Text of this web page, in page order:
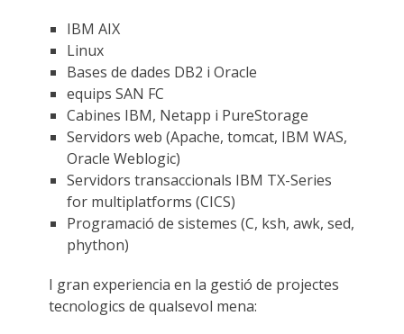
IBM AIX
Linux
Bases de dades DB2 i Oracle
equips SAN FC
Cabines IBM, Netapp i PureStorage
Servidors web (Apache, tomcat, IBM WAS,
Oracle Weblogic)
Servidors transaccionals IBM TX-Series
for multiplatforms (CICS)
Programació de sistemes (C, ksh, awk, sed,
phython)
I gran experiencia en la gestió de projectes
tecnologics de qualsevol mena: